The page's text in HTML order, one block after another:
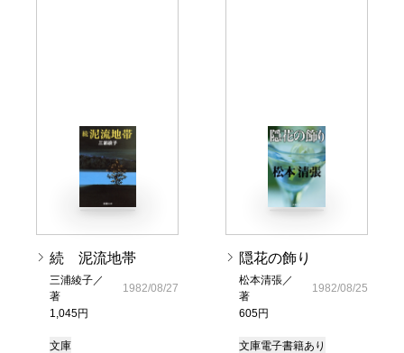
続 泥流地帯
三浦綾子／
著
1,045円
1982/08/27
文庫
隠花の飾り
松本清張／
著
605円
1982/08/25
文庫電子書籍あり